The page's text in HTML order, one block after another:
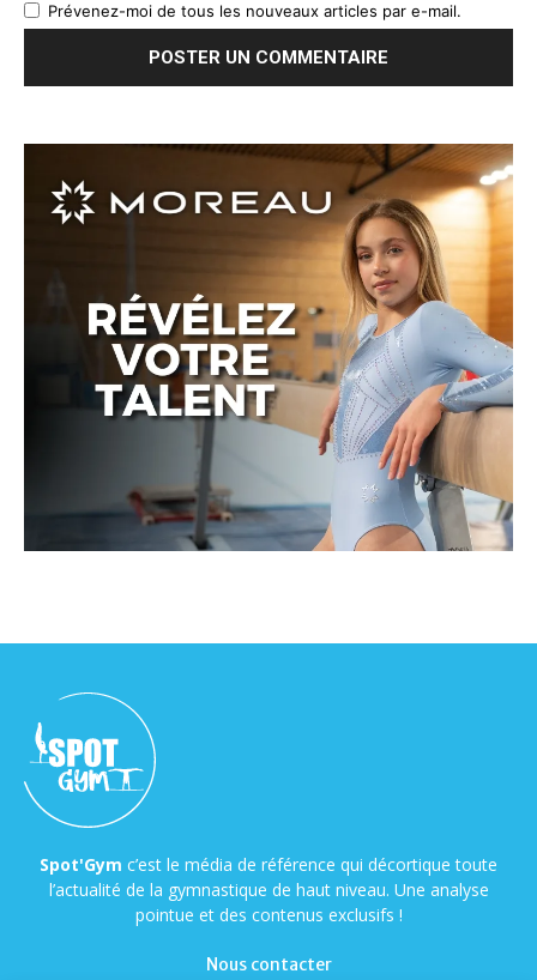
Prévenez-moi de tous les nouveaux articles par e-mail.
Spot'Gym c’est le média de référence qui décortique toute
l’actualité de la gymnastique de haut niveau. Une analyse
pointue et des contenus exclusifs !
Nous contacter